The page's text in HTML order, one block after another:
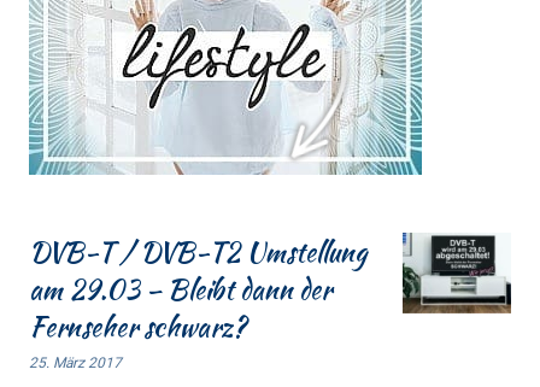
DVB-T / DVB-T2 Umstellung
am 29.03 – Bleibt dann der
Fernseher schwarz?
25. März 2017